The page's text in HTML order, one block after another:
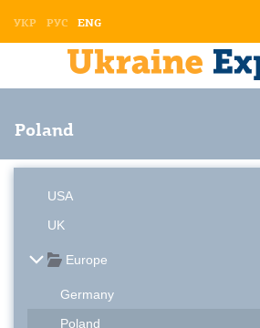
УКР РУС ENG
Poland
USA
UK
Europe
Germany
Poland